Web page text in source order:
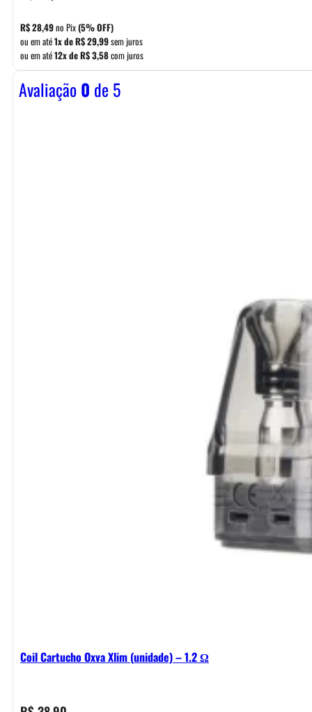
R$28,49no Pix(5% OFF)
ou em até1x deR$29,99sem juros
ou em até12x deR$3,58com juros
Avaliação0 de 5
Coil Cartucho Oxva Xlim (unidade) – 1.2 Ω